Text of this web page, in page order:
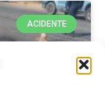
ACIDENTE